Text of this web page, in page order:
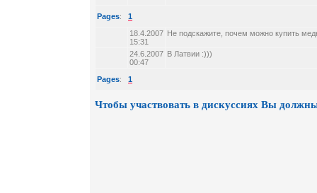
Pages: 1
18.4.2007
15:31
Не подскажите, почем можно купить
24.6.2007
00:47
В Латвии :)))
Pages: 1
Чтобы участвовать в дискуссиях Вы